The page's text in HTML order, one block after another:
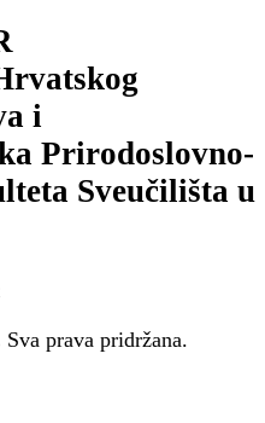
i
Prirodoslovno-
Sveučilišta u
Sva prava pridržana.